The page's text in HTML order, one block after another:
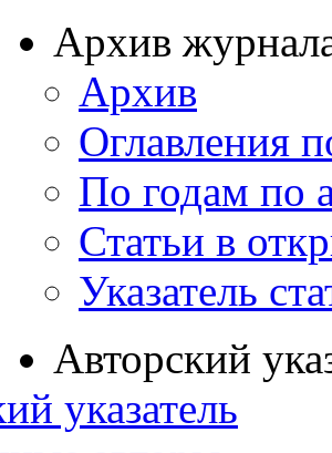
Архив
Архив
Оглавления
По годам по
Статьи в
Указатель
Авторский
указатель